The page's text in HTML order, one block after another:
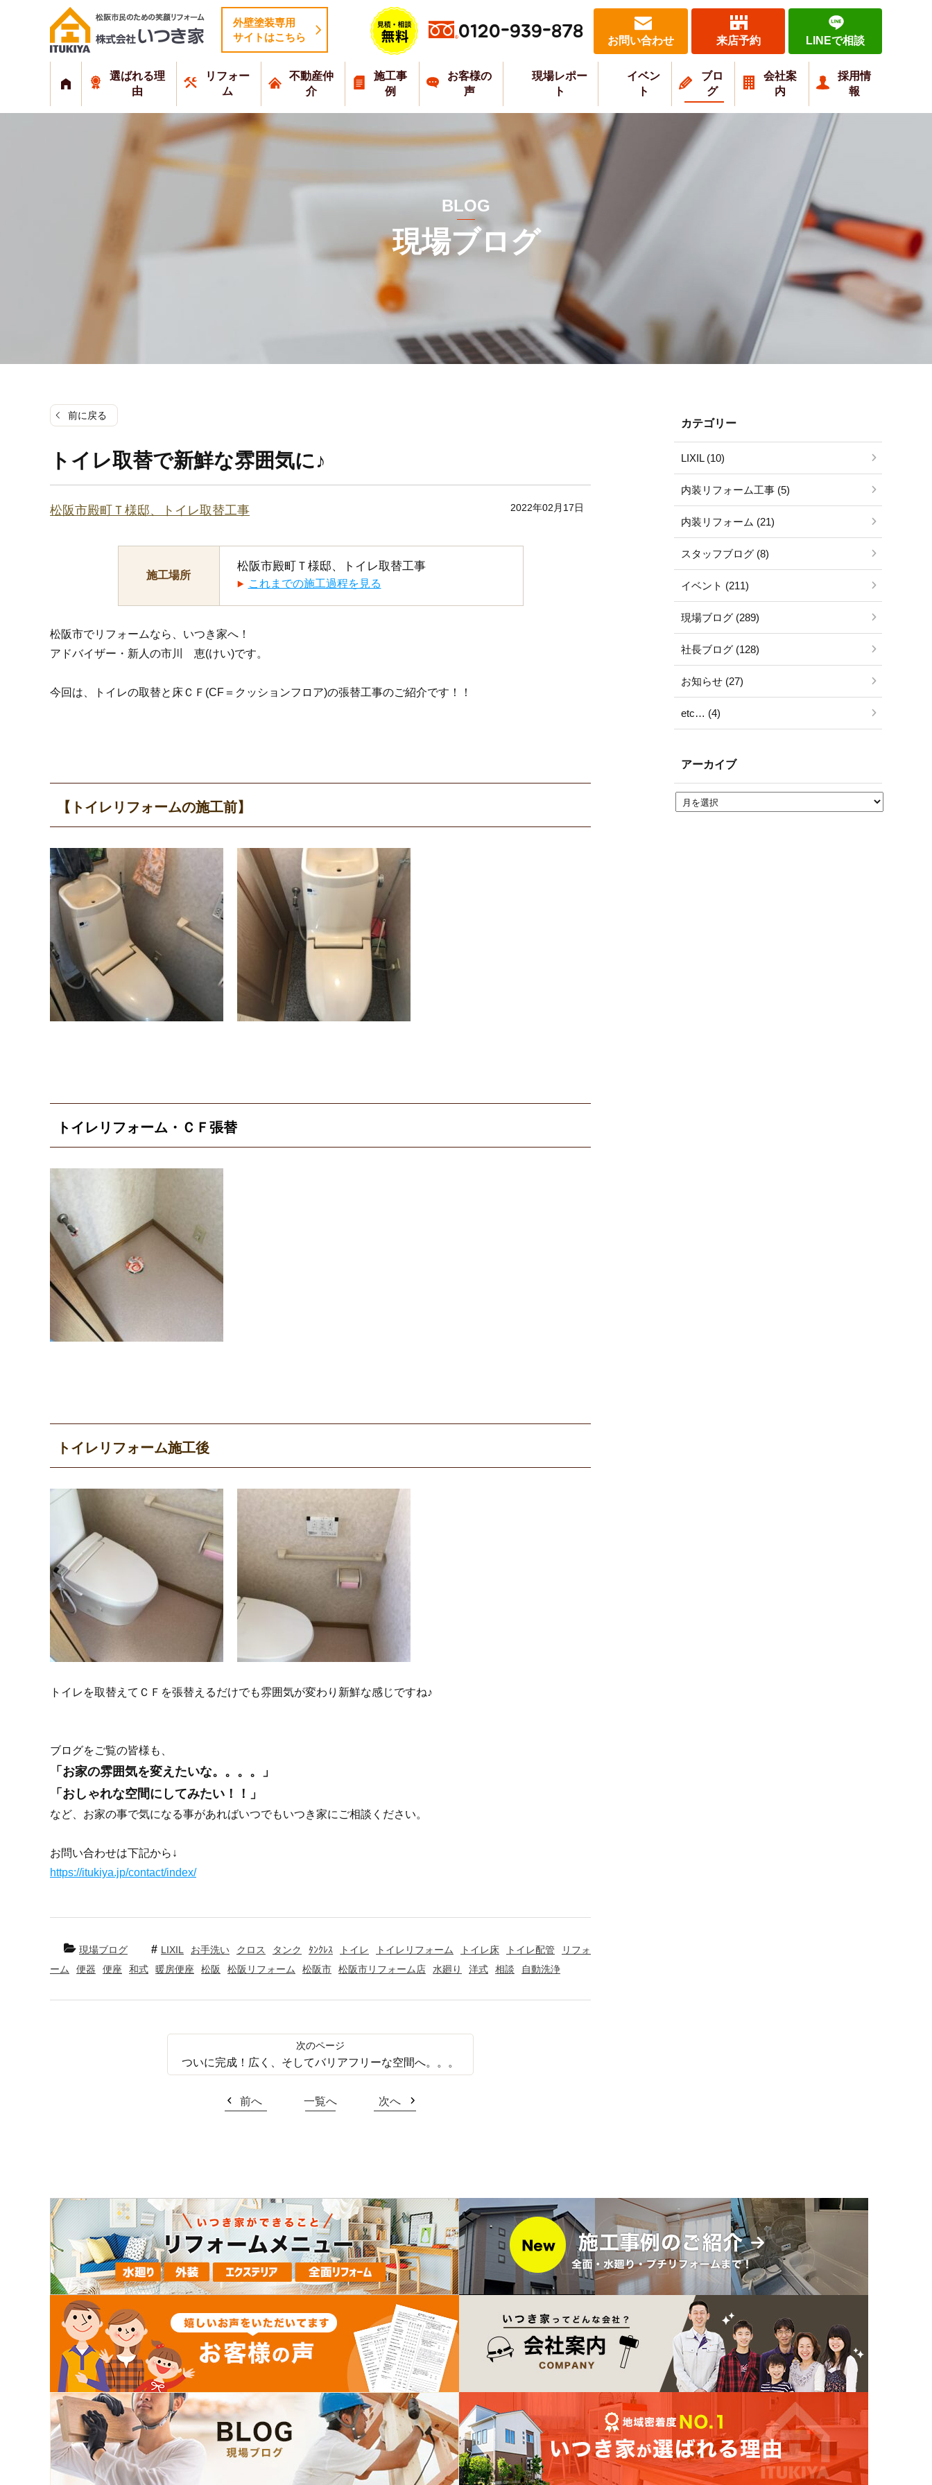
外壁塗装専用
サイトはこちら
0120-939-878 お問い合わせ 来店予約 LINEで相談
選ばれる理
由
リフォー
ム
不動産仲
介
施工事
例
お客様の
声
現場レポー
ト
イベン
ト
ブロ
グ
会社案
内
採用情
報
BLOG
現場ブログ
前に戻る
トイレ取替で新鮮な雰囲気に♪
松阪市殿町Ｔ様邸、トイレ取替工事 2022年02月17日
施工場所
松阪市殿町Ｔ様邸、トイレ取替工事
これまでの施工過程を見る
松阪市でリフォームなら、いつき家へ！
アドバイザー・新人の市川 恵(けい)です。
今回は、トイレの取替と床ＣＦ(CF＝クッションフロア)の張替工事のご紹介です！！
【トイレリフォームの施工前】
トイレリフォーム・ＣＦ張替
トイレリフォーム施工後
トイレを取替えてＣＦを張替えるだけでも雰囲気が変わり新鮮な感じですね♪
ブログをご覧の皆様も、
「お家の雰囲気を変えたいな。。。。」
「おしゃれな空間にしてみたい！！」
など、お家の事で気になる事があればいつでもいつき家にご相談ください。
お問い合わせは下記から↓
https://itukiya.jp/contact/index/
現場ブログ LIXIL お手洗い クロス タンク ﾀﾝｸﾚｽ トイレ トイレリフォーム トイレ床 トイレ配管
リフォ
ーム
便器 便座 和式 暖房便座 松阪 松阪リフォーム 松阪市 松阪市リフォーム店 水廻り 洋式 相談 自動洗浄
ついに完成！広く、そしてバリアフリーな空間へ。。。
前へ 一覧へ 次へ
カテゴリー
LIXIL (10)
内装リフォーム工事 (5)
内装リフォーム (21)
スタッフブログ (8)
イベント (211)
現場ブログ (289)
社長ブログ (128)
お知らせ (27)
etc… (4)
アーカイブ